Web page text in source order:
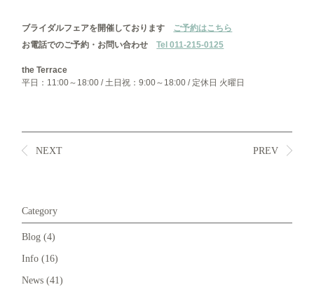
ブライダルフェアを開催しております
ご予約はこちら
お電話でのご予約・お問い合わせ
Tel 011-215-0125
the Terrace
平日：11:00～18:00 / 土日祝：9:00～18:00 / 定休日 火曜日
NEXT PREV
Category
Blog (4)
Info (16)
News (41)